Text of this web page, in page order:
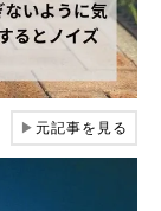
▶元記事を見る